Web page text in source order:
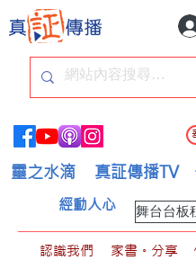
靈之水滴 真証傳播TV
舞台台板
經動人心
認識我們 家書。分享